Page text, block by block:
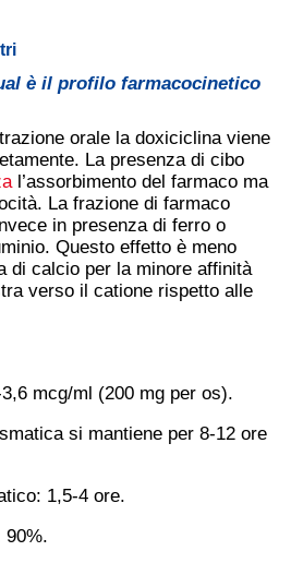
è il profilo farmacocinetico
orale la doxiciclina viene
La presenza di cibo
l’assorbimento del farmaco ma
La frazione di farmaco
in presenza di ferro o
Questo effetto è meno
di calcio per la minore affinità
verso il catione rispetto alle
mcg/ml (200 mg per os).
si mantiene per 8-12 ore
1,5-4 ore.
90%.